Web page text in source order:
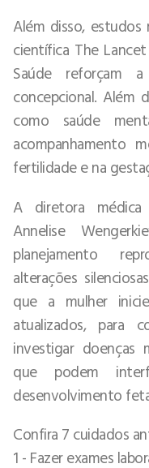
Além disso, estudos
científica The
Saúde reforçam
concepcional. Além
como saúde
acompanhamento
fertilidade e na
A diretora
Annelise
planejamento
alterações
que a mulher
atualizados, para
investigar doenças
que podem
desenvolvimento
Confira 7 cuidados
1 - Fazer exames